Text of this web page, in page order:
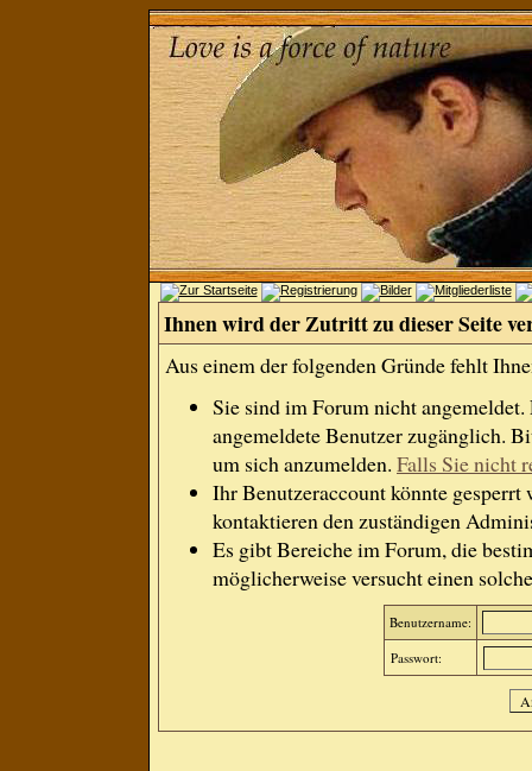
Ihnen wird der Zutritt zu dieser Seite
Aus einem der folgenden Gründe fehlt
Sie sind im Forum nicht
angemeldete Benutzer zugänglich.
um sich anzumelden. Falls Sie nicht
Ihr Benutzeraccount könnte gesperrt
kontaktieren den zuständigen
Es gibt Bereiche im Forum, die
möglicherweise versucht einen
Benutzername:
Passwort: